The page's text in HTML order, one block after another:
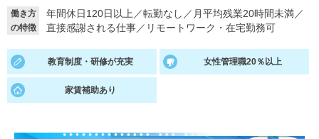
就活ノウハウが満載！ お役立ち記事・相談室など
適職診断
働き方
の特徴
年間休日120日以上 ／転勤なし ／ 月平均残業20時間未満／
直接感謝される仕事／ リモートワーク・在宅勤務可
教育制度・研修が充実 女性管理職20％以上
家賃補助あり